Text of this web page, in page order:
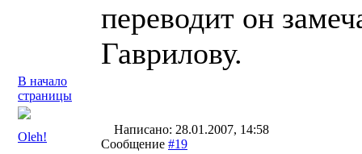
переводит он
Гаврилову.
В начало
страницы
Oleh!
Написано: 28.01.2007, 14:58
Сообщение #19